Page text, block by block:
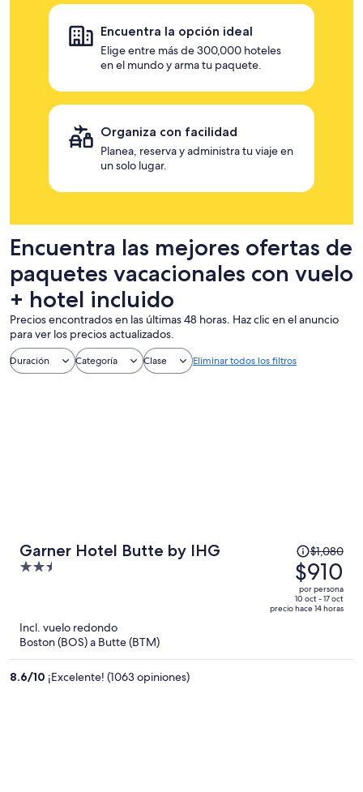
Encuentra la opción ideal
Elige entre más de 300,000 hoteles
en el mundo y arma tu paquete.
Organiza con facilidad
Planea, reserva y administra tu viaje en
un solo lugar.
Encuentra las mejores ofertas de
paquetes vacacionales con vuelo
+ hotel incluido
Precios encontrados en las últimas 48 horas. Haz clic en el anuncio
para ver los precios actualizados.
Duración Categoría Clase Eliminar todos los filtros
Garner Hotel Butte by IHG
2.5
El
precio
era
de
$1,080
$1,080
$910
por persona
10 oct - 17 oct
precio hace 14 horas
Incl. vuelo redondo
Boston (BOS) a Butte (BTM)
8.6/10 ¡Excelente! (1063 opiniones)